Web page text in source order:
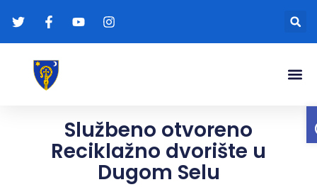
Službeno otvoreno
Reciklažno dvorište u
Dugom Selu